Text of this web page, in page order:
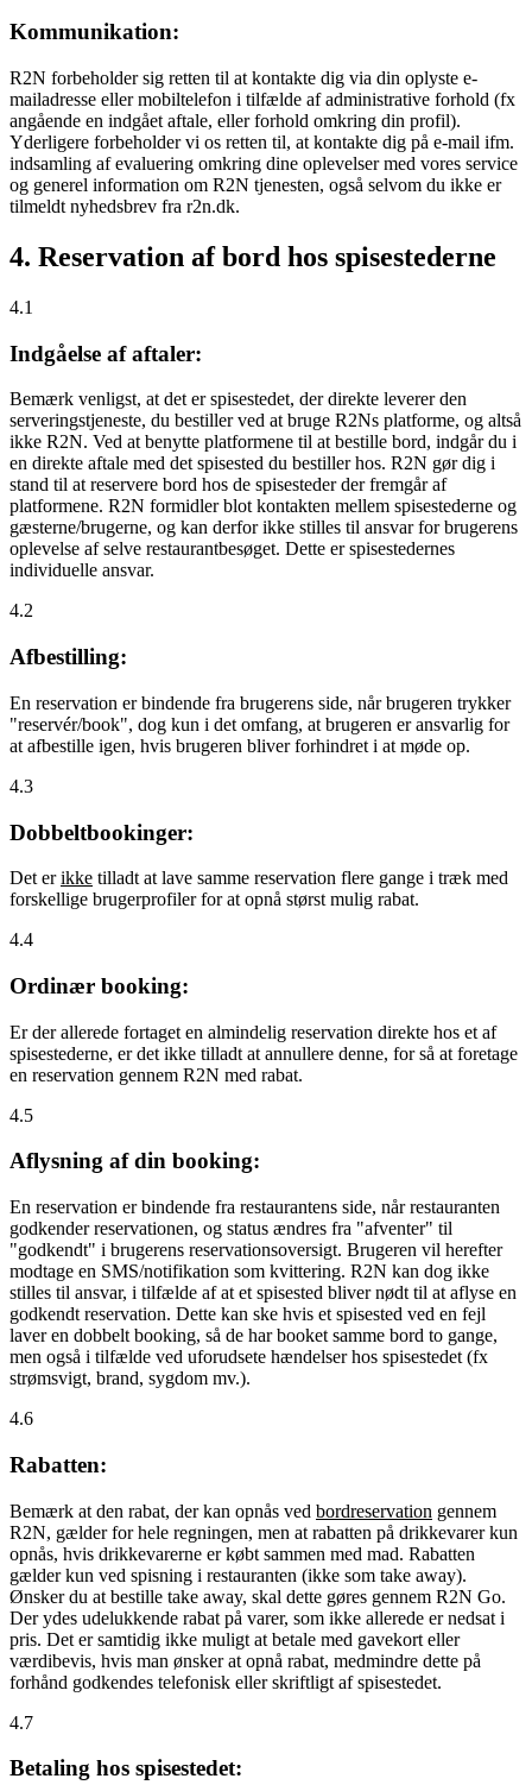
Kommunikation:
R2N forbeholder sig retten til at kontakte dig via din oplyste e-
mailadresse eller mobiltelefon i tilfælde af administrative forhold (fx
angående en indgået aftale, eller forhold omkring din profil).
Yderligere forbeholder vi os retten til, at kontakte dig på e-mail ifm.
indsamling af evaluering omkring dine oplevelser med vores service
og generel information om R2N tjenesten, også selvom du ikke er
tilmeldt nyhedsbrev fra r2n.dk.
4. Reservation af bord hos spisestederne
4.1
Indgåelse af aftaler:
Bemærk venligst, at det er spisestedet, der direkte leverer den
serveringstjeneste, du bestiller ved at bruge R2Ns platforme, og altså
ikke R2N. Ved at benytte platformene til at bestille bord, indgår du i
en direkte aftale med det spisested du bestiller hos. R2N gør dig i
stand til at reservere bord hos de spisesteder der fremgår af
platformene. R2N formidler blot kontakten mellem spisestederne og
gæsterne/brugerne, og kan derfor ikke stilles til ansvar for brugerens
oplevelse af selve restaurantbesøget. Dette er spisestedernes
individuelle ansvar.
4.2
Afbestilling:
En reservation er bindende fra brugerens side, når brugeren trykker
"reservér/book", dog kun i det omfang, at brugeren er ansvarlig for
at afbestille igen, hvis brugeren bliver forhindret i at møde op.
4.3
Dobbeltbookinger:
Det erikke tilladt at lave samme reservation flere gange i træk med
forskellige brugerprofiler for at opnå størst mulig rabat.
4.4
Ordinær booking:
Er der allerede fortaget en almindelig reservation direkte hos et af
spisestederne, er det ikke tilladt at annullere denne, for så at foretage
en reservation gennem R2N med rabat.
4.5
Aflysning af din booking:
En reservation er bindende fra restaurantens side, når restauranten
godkender reservationen, og status ændres fra "afventer" til
"godkendt" i brugerens reservationsoversigt. Brugeren vil herefter
modtage en SMS/notifikation som kvittering. R2N kan dog ikke
stilles til ansvar, i tilfælde af at et spisested bliver nødt til at aflyse en
godkendt reservation. Dette kan ske hvis et spisested ved en fejl
laver en dobbelt booking, så de har booket samme bord to gange,
men også i tilfælde ved uforudsete hændelser hos spisestedet (fx
strømsvigt, brand, sygdom mv.).
4.6
Rabatten:
Bemærk at den rabat, der kan opnås ved bordreservation gennem
R2N, gælder for hele regningen, men at rabatten på drikkevarer kun
opnås, hvis drikkevarerne er købt sammen med mad. Rabatten
gælder kun ved spisning i restauranten (ikke som take away).
Ønsker du at bestille take away, skal dette gøres gennem R2N Go.
Der ydes udelukkende rabat på varer, som ikke allerede er nedsat i
pris. Det er samtidig ikke muligt at betale med gavekort eller
værdibevis, hvis man ønsker at opnå rabat, medmindre dette på
forhånd godkendes telefonisk eller skriftligt af spisestedet.
4.7
Betaling hos spisestedet: